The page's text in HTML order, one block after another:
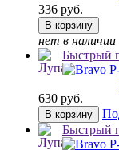
336 руб.
В корзину
нет в наличии
Быстрый
630 руб.
В корзину
Быстрый